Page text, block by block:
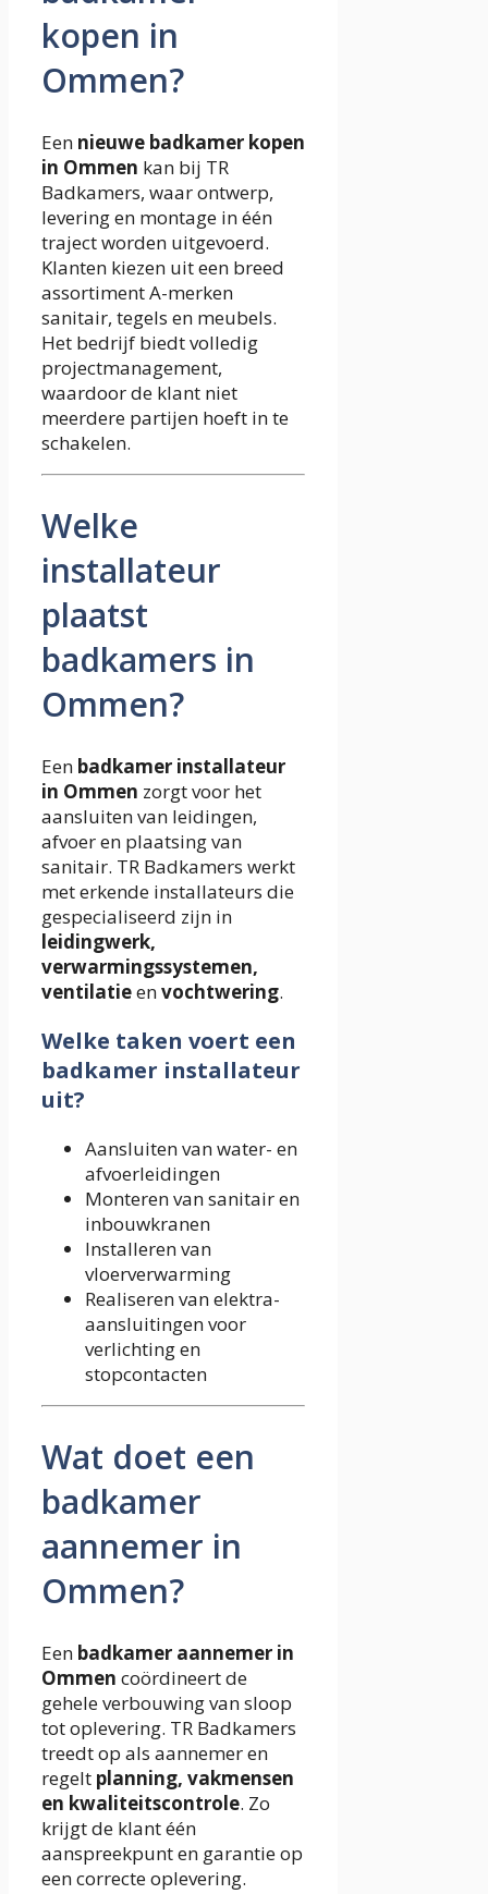
kopen in
Ommen?
Een nieuwe badkamer kopen
in Ommen kan bij TR
Badkamers, waar ontwerp,
levering en montage in één
traject worden uitgevoerd.
Klanten kiezen uit een breed
assortiment A-merken
sanitair, tegels en meubels.
Het bedrijf biedt volledig
projectmanagement,
waardoor de klant niet
meerdere partijen hoeft in te
schakelen.
Welke
installateur
plaatst
badkamers in
Ommen?
Een badkamer installateur
in Ommen zorgt voor het
aansluiten van leidingen,
afvoer en plaatsing van
sanitair. TR Badkamers werkt
met erkende installateurs die
gespecialiseerd zijn in
leidingwerk,
verwarmingssystemen,
ventilatieenvochtwering.
Welke taken voert een
badkamer installateur
uit?
Aansluiten van water- en
afvoerleidingen
Monteren van sanitair en
inbouwkranen
Installeren van
vloerverwarming
Realiseren van elektra-
aansluitingen voor
verlichting en
stopcontacten
Wat doet een
badkamer
aannemer in
Ommen?
Een badkamer aannemer in
Ommen coördineert de
gehele verbouwing van sloop
tot oplevering. TR Badkamers
treedt op als aannemer en
regelt planning, vakmensen
en kwaliteitscontrole. Zo
krijgt de klant één
aanspreekpunt en garantie op
een correcte oplevering.